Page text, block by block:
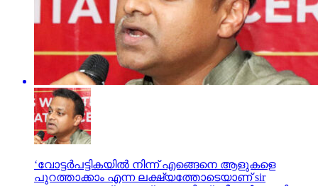
‘വോട്ടര്‍പട്ടികയില്‍ നിന്ന് എങ്ങെനെ ആളുകളെ
പുറത്താക്കാം എന്ന ലക്ഷ്യത്തോടെയാണ് sir